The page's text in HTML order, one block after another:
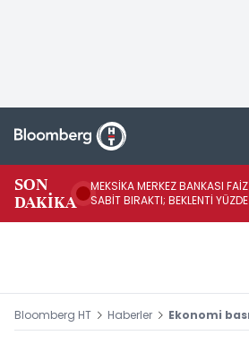
SON
DAKİKA
MEKSİKA MERKEZ BANKASI
SABİT BIRAKTI; BEKLENTİ
Bloomberg HT Haberler Ekonomi